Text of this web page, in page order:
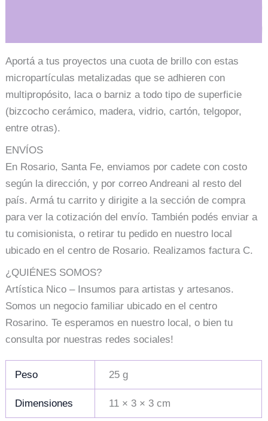
Aportá a tus proyectos una cuota de brillo con estas
micropartículas metalizadas que se adhieren con
multipropósito, laca o barniz a todo tipo de superficie
(bizcocho cerámico, madera, vidrio, cartón, telgopor,
entre otras).
ENVÍOS
En Rosario, Santa Fe, enviamos por cadete con costo
según la dirección, y por correo Andreani al resto del
país. Armá tu carrito y dirigite a la sección de compra
para ver la cotización del envío. También podés enviar a
tu comisionista, o retirar tu pedido en nuestro local
ubicado en el centro de Rosario. Realizamos factura C.
¿QUIÉNES SOMOS?
Artística Nico – Insumos para artistas y artesanos.
Somos un negocio familiar ubicado en el centro
Rosarino. Te esperamos en nuestro local, o bien tu
consulta por nuestras redes sociales!
Peso 25 g
Dimensiones 11 × 3 × 3 cm